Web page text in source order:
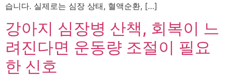
습니다. 실제로는 심장 상태, 혈액순환, […]
강아지 심장병 산책, 회복이 느
려진다면 운동량 조절이 필요
한 신호